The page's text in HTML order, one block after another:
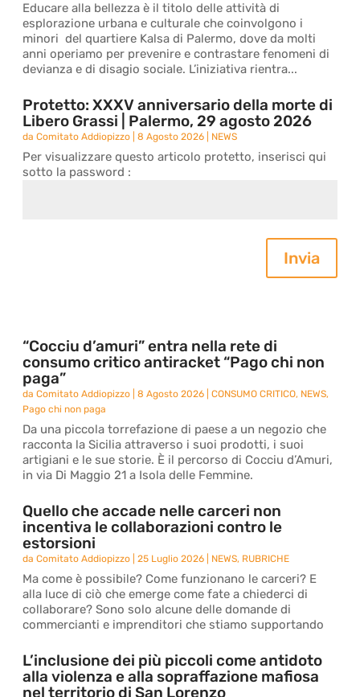
Educare alla bellezza è il titolo delle attività di
esplorazione urbana e culturale che coinvolgono i
minori del quartiere Kalsa di Palermo, dove da molti
anni operiamo per prevenire e contrastare fenomeni di
devianza e di disagio sociale. L’iniziativa rientra...
Protetto: XXXV anniversario della morte di
Libero Grassi | Palermo, 29 agosto 2026
daComitato Addiopizzo |8 Agosto 2026 NEWS
Per visualizzare questo articolo protetto, inserisci qui
sotto la password :
Invia
“Cocciu d’amuri” entra nella rete di
consumo critico antiracket “Pago chi non
paga”
daComitato Addiopizzo |8 Agosto 2026 |CONSUMO CRITICO, NEWS,
Pago chi non paga
Da una piccola torrefazione di paese a un negozio che
racconta la Sicilia attraverso i suoi prodotti, i suoi
artigiani e le sue storie. È il percorso di Cocciu d’Amuri,
in via Di Maggio 21 a Isola delle Femmine.
Quello che accade nelle carceri non
incentiva le collaborazioni contro le
estorsioni
daComitato Addiopizzo |25 Luglio 2026 NEWS, RUBRICHE
Ma come è possibile? Come funzionano le carceri? E
alla luce di ciò che emerge come fate a chiederci di
collaborare? Sono solo alcune delle domande di
commercianti e imprenditori che stiamo supportando
L’inclusione dei più piccoli come antidoto
alla violenza e alla sopraffazione mafiosa
nel territorio di San Lorenzo